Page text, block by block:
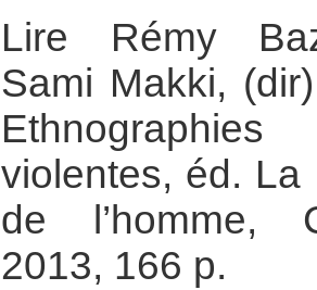
Lire Rémy
Sami Makki,
violentes, éd.
de l’homme,
2013, 166 p.